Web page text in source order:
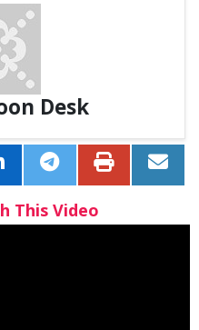
Desk
This Video